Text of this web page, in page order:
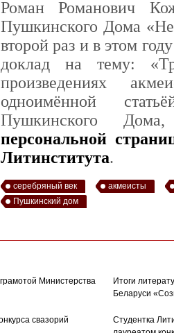
Роман Романович
Пушкинского Дома
второй раз и в этом
доклад на тему:
произведениях
одноимённой
Пушкинского
персональной
Литинститута.
серебряный век
акмеисты
Пушкинский дом
Министерства
Итоги
Беларуси
свазорий
Студентка